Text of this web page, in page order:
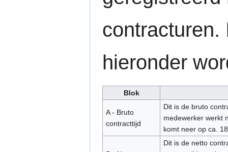
contracturen.
hieronder
Blok
A - Bruto
contracttijd
Dit is de bruto
medewerker werkt
komt neer op ca.
Dit is de netto